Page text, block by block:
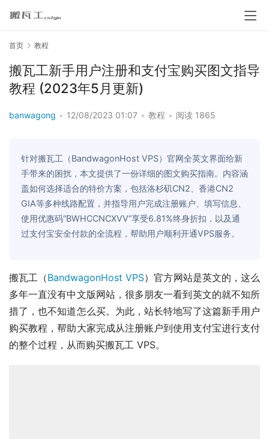
首页 教程
搬瓦工新手用户注册和支付宝购买图文指导
教程 (2023年5月更新)
banwagong • 12/08/2023 01:07 • 教程 • 阅读 1865
针对搬瓦工（BandwagonHost VPS）官网全英文界面给新
手带来的困扰，本文提供了一份详细的图文购买指南。内容涵
盖如何选择适合的特价方案，包括洛杉矶CN2、香港CN2
GIA等多种线路配置，并指导用户完成注册账户、填写信息、
使用优惠码“BWHCCNCXVV”享受6.81%终身折扣，以及通
过支付宝安全付款的全流程，帮助用户顺利开通VPS服务。
搬瓦工（BandwagonHost VPS）官方网站是英文的，这么
多年一直没有中文版网站，很多朋友一看到英文的就不知所
措了，也不知道怎么买。为此，站长特地写了这篇新手用户
购买教程，帮助大家完成从注册账户到使用支付宝进行支付
的整个过程，从而购买搬瓦工 VPS。